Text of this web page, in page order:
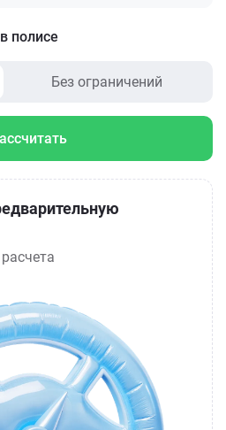
полисе
Без ограничений